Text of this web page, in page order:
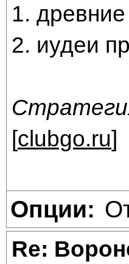
1.
2. иудеи
[clubgo.ru]
Опции:
Re: